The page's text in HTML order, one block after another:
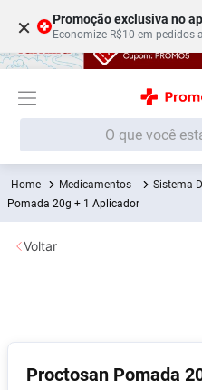
× Promoção exclusiva no
Economize R$10 em pedidos
O que você está buscando?
Medicamentos Sistema
Pomada 20g + 1 Aplicador
Proctosan Pomada
Voltar
Termos mais buscados
1º Fralda
2
5º Fralda G
6º Shampoo